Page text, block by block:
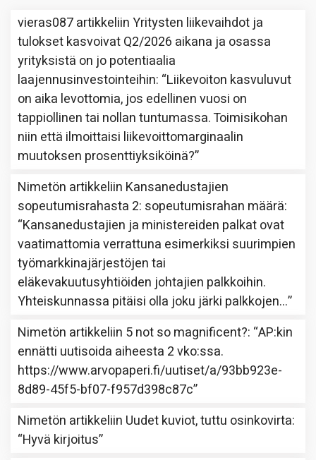
vieras087artikkeliinYritysten liikevaihdot ja
tulokset kasvoivat Q2/2026 aikana ja osassa
yrityksistä on jo potentiaalia
laajennusinvestointeihin: “Liikevoiton kasvuluvut
on aika levottomia, jos edellinen vuosi on
tappiollinen tai nollan tuntumassa. Toimisikohan
niin että ilmoittaisi liikevoittomarginaalin
muutoksen prosenttiyksiköinä?”
Nimetön artikkeliin Kansanedustajien
sopeutumisrahasta 2: sopeutumisrahan määrä:
“Kansanedustajien ja ministereiden palkat ovat
vaatimattomia verrattuna esimerkiksi suurimpien
työmarkkinajärjestöjen tai
eläkevakuutusyhtiöiden johtajien palkkoihin.
Yhteiskunnassa pitäisi olla joku järki palkkojen…”
Nimetön artikkeliin 5 not so magnificent?: “AP:kin
ennätti uutisoida aiheesta 2 vko:ssa.
https://www.arvopaperi.fi/uutiset/a/93bb923e-
8d89-45f5-bf07-f957d398c87c”
Nimetön artikkeliin Uudet kuviot, tuttu osinkovirta:
“Hyvä kirjoitus”